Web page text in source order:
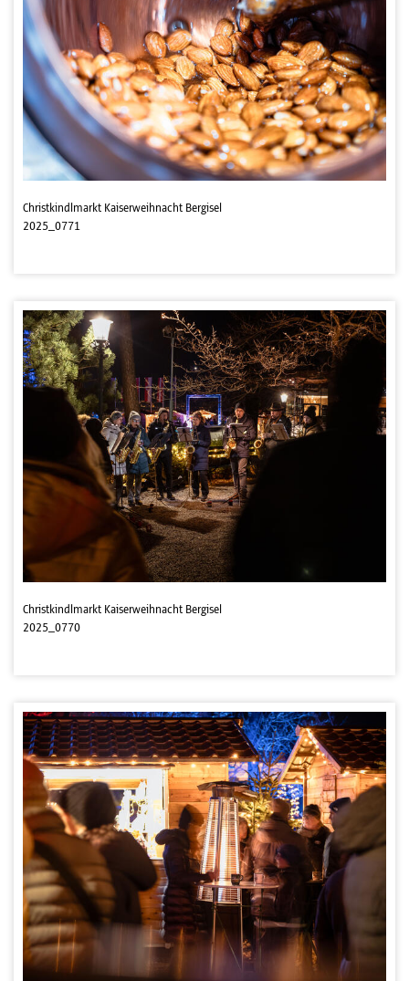
Christkindlmarkt Kaiserweihnacht Bergisel
2025_0771
Christkindlmarkt Kaiserweihnacht Bergisel
2025_0770